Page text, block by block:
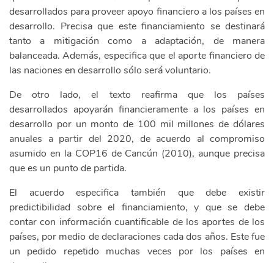
desarrollados para proveer apoyo financiero a los países en
desarrollo. Precisa que este financiamiento se destinará
tanto a mitigación como a adaptación, de manera
balanceada. Además, especifica que el aporte financiero de
las naciones en desarrollo sólo será voluntario.
De otro lado, el texto reafirma que los países
desarrollados apoyarán financieramente a los países en
desarrollo por un monto de 100 mil millones de dólares
anuales a partir del 2020, de acuerdo al compromiso
asumido en la COP16 de Cancún (2010), aunque precisa
que es un punto de partida.
El acuerdo especifica también que debe existir
predictibilidad sobre el financiamiento, y que se debe
contar con información cuantificable de los aportes de los
países, por medio de declaraciones cada dos años. Este fue
un pedido repetido muchas veces por los países en